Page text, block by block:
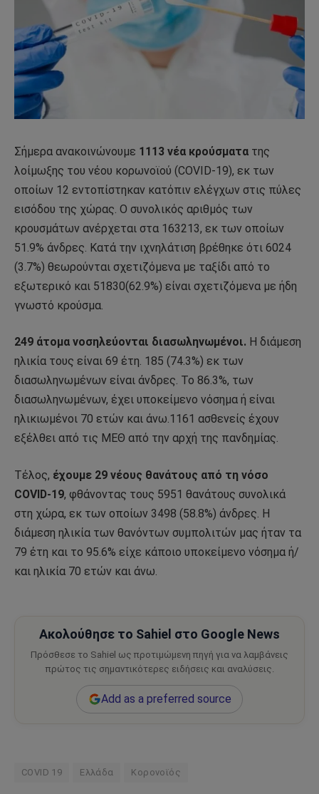
Σήμερα ανακοινώνουμε 1113 νέα κρούσματα της
λοίμωξης του νέου κορωνοϊού (COVID-19), εκ των
οποίων 12 εντοπίστηκαν κατόπιν ελέγχων στις πύλες
εισόδου της χώρας. Ο συνολικός αριθμός των
κρουσμάτων ανέρχεται στα 163213, εκ των οποίων
51.9% άνδρες. Κατά την ιχνηλάτιση βρέθηκε ότι 6024
(3.7%) θεωρούνται σχετιζόμενα με ταξίδι από το
εξωτερικό και 51830(62.9%) είναι σχετιζόμενα με ήδη
γνωστό κρούσμα.
249 άτομα νοσηλεύονται διασωληνωμένοι. Η διάμεση
ηλικία τους είναι 69 έτη. 185 (74.3%) εκ των
διασωληνωμένων είναι άνδρες. To 86.3%, των
διασωληνωμένων, έχει υποκείμενο νόσημα ή είναι
ηλικιωμένοι 70 ετών και άνω.1161 ασθενείς έχουν
εξέλθει από τις ΜΕΘ από την αρχή της πανδημίας.
Τέλος, έχουμε 29 νέους θανάτους από τη νόσο
COVID-19, φθάνοντας τους 5951 θανάτους συνολικά
στη χώρα, εκ των οποίων 3498 (58.8%) άνδρες. Η
διάμεση ηλικία των θανόντων συμπολιτών μας ήταν τα
79 έτη και το 95.6% είχε κάποιο υποκείμενο νόσημα ή/
και ηλικία 70 ετών και άνω.
Ακολούθησε το Sahiel στο Google News
Πρόσθεσε το Sahiel ως προτιμώμενη πηγή για να λαμβάνεις
πρώτος τις σημαντικότερες ειδήσεις και αναλύσεις.
Add as a preferred source
COVID 19 Ελλάδα Κορονοϊός